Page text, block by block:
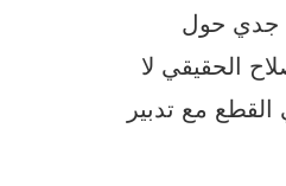
جدي حول
الحقيقي لا
مع تدبير